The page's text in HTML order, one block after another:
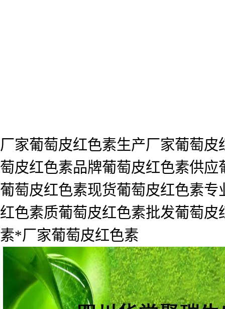
厂家葡萄皮红色素生产厂家葡萄
萄皮红色素品牌葡萄皮红色素供
葡萄皮红色素现货葡萄皮红色素
红色素质葡萄皮红色素批发葡萄
素*厂家葡萄皮红色素